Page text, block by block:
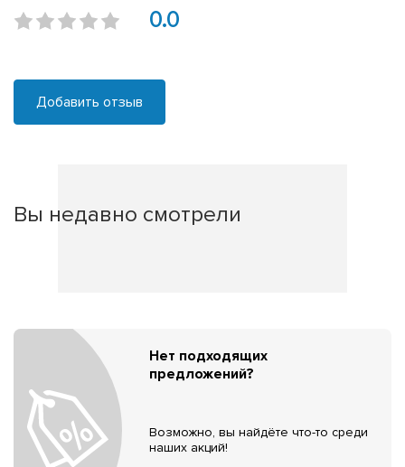
0.0
Добавить отзыв
Вы недавно смотрели
Нет подходящих
предложений?
Возможно, вы найдёте что-то среди
наших акций!